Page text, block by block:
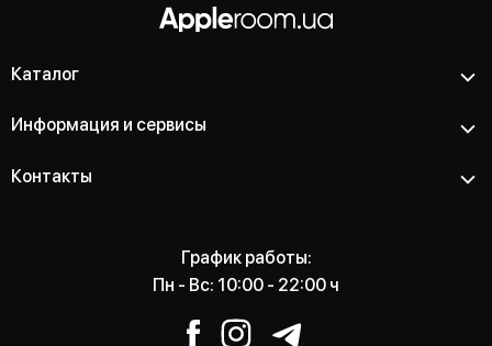
Каталог
Информация и сервисы
Контакты
График работы:
Пн - Вс: 10:00 - 22:00 ч